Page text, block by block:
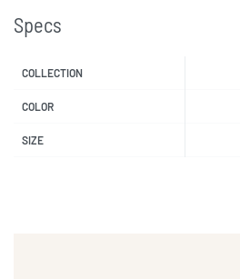
Specs
COLLECTION
COLOR
SIZE